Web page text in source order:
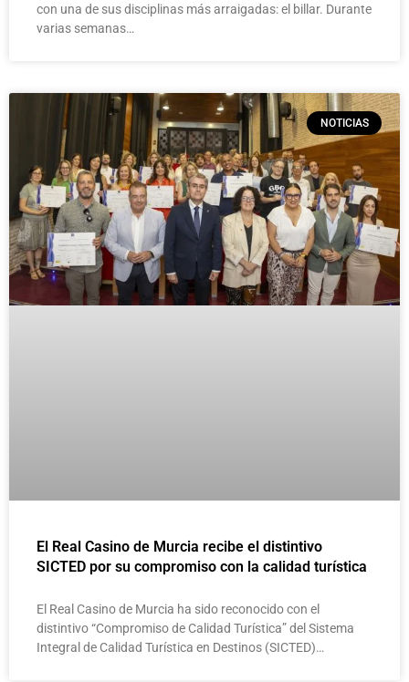
con una de sus disciplinas más arraigadas: el billar. Durante
varias semanas…
NOTICIAS
El Real Casino de Murcia recibe el distintivo
SICTED por su compromiso con la calidad turística
El Real Casino de Murcia ha sido reconocido con el
distintivo “Compromiso de Calidad Turística” del Sistema
Integral de Calidad Turística en Destinos (SICTED)…